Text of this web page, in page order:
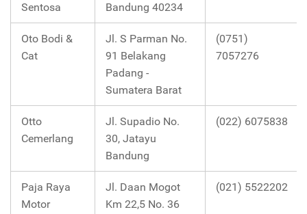
Sentosa
Bandung 40234
Oto Bodi &
Cat
Jl. S Parman No.
91 Belakang
Padang -
Sumatera Barat
(0751)
7057276
Otto
Cemerlang
Jl. Supadio No.
30, Jatayu
Bandung
(022) 6075838
Paja Raya
Motor
Jl. Daan Mogot
Km 22,5 No. 36
(021) 5522202